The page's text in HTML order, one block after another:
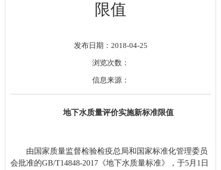
限值
发布日期：2018-04-25
浏览次数：
信息来源：
地下水质量评价实施新标准限值
由国家质量监督检验检疫总局和国家标准化管理委员
会批准的GB/T14848-2017《地下水质量标准》，于5月1日